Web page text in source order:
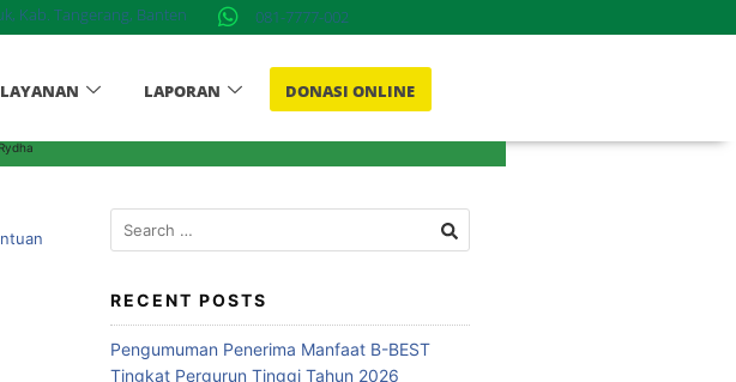
Kab. Tangerang, Banten 081-7777-002
LAYANAN LAPORAN DONASI ONLINE
Donasi ONLINE
RECENT POSTS
Pengumuman Penerima Manfaat B-BEST
Tingkat Pergurun Tinggi Tahun 2026